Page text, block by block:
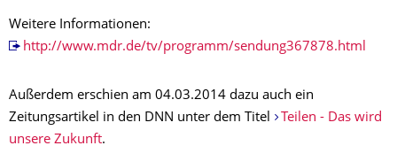
Weitere Informationen:
http://www.mdr.de/tv/programm/sendung367878.html
Außerdem erschien am 04.03.2014 dazu auch ein
Zeitungsartikel in den DNN unter dem Titel
Teilen - Das wird
unsere Zukunft.